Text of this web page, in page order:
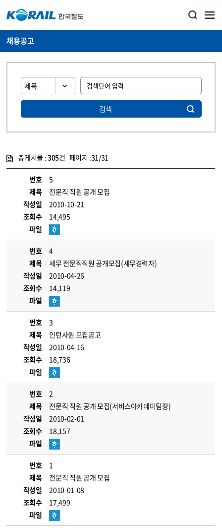
채용공고
검색
총게시물 :305건 페이지 :31/31
번호
5
제목
전문직 직원 공개 모집
작성일
2010-10-21
조회수
14,495
파일
번호
4
제목
세무 전문직직원 공개모집(세무경력자)
작성일
2010-04-26
조회수
14,119
파일
번호
3
제목
인턴사원 모집공고
작성일
2010-04-16
조회수
18,736
파일
번호
2
제목
전문직 직원 공개 모집(서비스아카데미팀장)
작성일
2010-02-01
조회수
18,157
파일
번호
1
제목
전문직 직원 공개 모집
작성일
2010-01-08
조회수
17,499
파일